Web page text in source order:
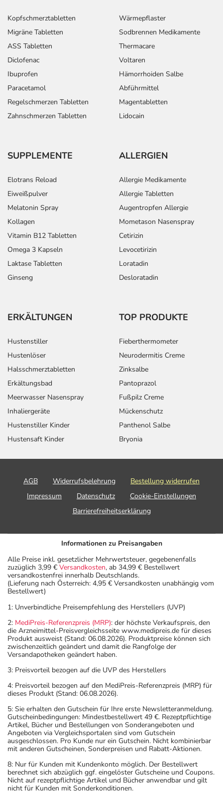
Kopfschmerztabletten
Migräne Tabletten
ASS Tabletten
Diclofenac
Ibuprofen
Paracetamol
Regelschmerzen Tabletten
Zahnschmerzen Tabletten
Wärmepflaster
Sodbrennen Medikamente
Thermacare
Voltaren
Hämorrhoiden Salbe
Abführmittel
Magentabletten
Lidocain
SUPPLEMENTE
Elotrans Reload
Eiweißpulver
Melatonin Spray
Kollagen
Vitamin B12 Tabletten
Omega 3 Kapseln
Laktase Tabletten
Ginseng
ALLERGIEN
Allergie Medikamente
Allergie Tabletten
Augentropfen Allergie
Mometason Nasenspray
Cetirizin
Levocetirizin
Loratadin
Desloratadin
ERKÄLTUNGEN
Hustenstiller
Hustenlöser
Halsschmerztabletten
Erkältungsbad
Meerwasser Nasenspray
Inhaliergeräte
Hustenstiller Kinder
Hustensaft Kinder
TOP PRODUKTE
Fieberthermometer
Neurodermitis Creme
Zinksalbe
Pantoprazol
Fußpilz Creme
Mückenschutz
Panthenol Salbe
Bryonia
AGB Widerrufsbelehrung
Bestellung widerrufen
Impressum
Datenschutz
Cookie-Einstellungen
Barrierefreiheitserklärung
Informationen zu Preisangaben
Alle Preise inkl. gesetzlicher Mehrwertsteuer, gegebenenfalls
zuzüglich 3,99 € Versandkosten, ab 34,99 € Bestellwert
versandkostenfrei innerhalb Deutschlands.
(Lieferung nach Österreich: 4,95 € Versandkosten unabhängig vom
Bestellwert)
1: Unverbindliche Preisempfehlung des Herstellers (UVP)
2: MediPreis-Referenzpreis (MRP): der höchste Verkaufspreis, den
die Arzneimittel-Preisvergleichsseite www.medipreis.de für dieses
Produkt ausweist (Stand: 06.08.2026). Produktpreise können sich
zwischenzeitlich geändert und damit die Rangfolge der
Versandapotheken geändert haben.
3: Preisvorteil bezogen auf die UVP des Herstellers
4: Preisvorteil bezogen auf den MediPreis-Referenzpreis (MRP) für
dieses Produkt (Stand: 06.08.2026).
5: Sie erhalten den Gutschein für Ihre erste Newsletteranmeldung.
Gutscheinbedingungen: Mindestbestellwert 49 €. Rezeptpflichtige
Artikel, Bücher und Bestellungen von Sonderangeboten und
Angeboten via Vergleichsportalen sind vom Gutschein
ausgeschlossen. Pro Kunde nur ein Gutschein. Nicht kombinierbar
mit anderen Gutscheinen, Sonderpreisen und Rabatt-Aktionen.
8: Nur für Kunden mit Kundenkonto möglich. Der Bestellwert
berechnet sich abzüglich ggf. eingelöster Gutscheine und Coupons.
Nicht auf rezeptpflichtige Artikel und Bücher anwendbar und gilt
nicht für Kunden mit Sonderkonditionen.